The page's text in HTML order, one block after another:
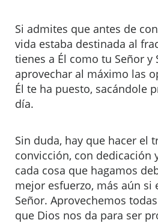
Si admites que antes de
vida estaba destinada al
tienes a Él como tu Señor y
aprovechar al máximo las
Él te ha puesto, sacándole
día.
Sin duda, hay que hacer el
convicción, con dedicación
cada cosa que hagamos
mejor esfuerzo, más aún si
Señor. Aprovechemos
que Dios nos da para ser